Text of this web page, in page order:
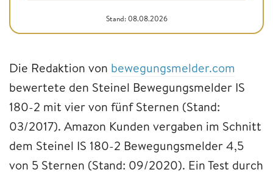
Stand: 08.08.2026
Die Redaktion von bewegungsmelder.com
bewertete den Steinel Bewegungsmelder IS
180-2 mit vier von fünf Sternen (Stand:
03/2017). Amazon Kunden vergaben im Schnitt
dem Steinel IS 180-2 Bewegungsmelder 4,5
von 5 Sternen (Stand: 09/2020). Ein Test durch